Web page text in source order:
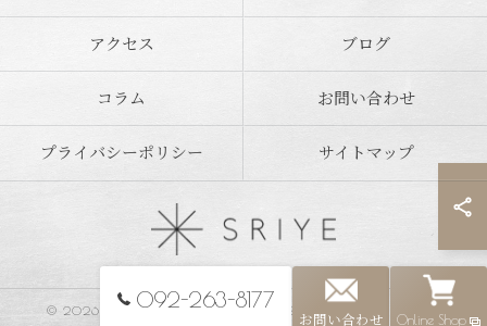
092-263-8177
お問い合わせ Online Shop
アクセス ブログ
コラム お問い合わせ
プライバシーポリシー サイトマップ
© 2026 福岡県福岡市のジュエリーならSRIYE ALL RIGHTS RESERVED.